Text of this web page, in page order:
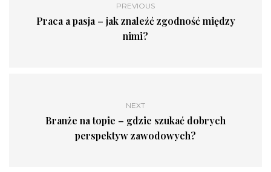
PREVIOUS
Praca a pasja – jak znaleźć zgodność między
nimi?
NEXT
Branże na topie – gdzie szukać dobrych
perspektyw zawodowych?